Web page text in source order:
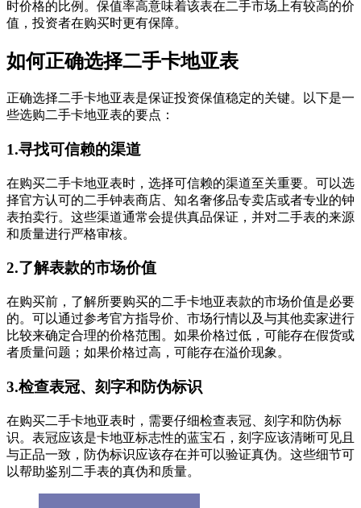
时价格的比例。保值率高意味着该表在二手市场上有较高的价
值，投资者在购买时更有保障。
如何正确选择二手卡地亚表
正确选择二手卡地亚表是保证投资保值稳定的关键。以下是一
些选购二手卡地亚表的要点：
1.寻找可信赖的渠道
在购买二手卡地亚表时，选择可信赖的渠道至关重要。可以选
择官方认可的二手钟表商店、知名奢侈品专卖店或者专业的钟
表拍卖行。这些渠道通常会提供真品保证，并对二手表的来源
和质量进行严格审核。
2.了解表款的市场价值
在购买前，了解所要购买的二手卡地亚表款的市场价值是必要
的。可以通过参考官方指导价、市场行情以及与其他卖家进行
比较来确定合理的价格范围。如果价格过低，可能存在假货或
者质量问题；如果价格过高，可能存在溢价现象。
3.检查表冠、刻字和防伪标识
在购买二手卡地亚表时，需要仔细检查表冠、刻字和防伪标
识。表冠应该是卡地亚标志性的蓝宝石，刻字应该清晰可见且
与正品一致，防伪标识应该存在并可以验证真伪。这些细节可
以帮助鉴别二手表的真伪和质量。